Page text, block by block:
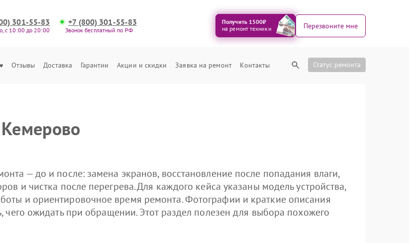
301-55-83
с 10:00 до 20:00
+7 (800) 301-55-83
Звонок бесплатный по РФ
Получить 1500₽
на ремонт техники
Перезвоните мне
Отзывы Доставка Гарантии Акции и скидки Заявка на ремонт Контакты Статус ремонта
— до и после: замена экранов, восстановление после попадания влаги,
и чистка после перегрева. Для каждого кейса указаны модель устройства,
и ориентировочное время ремонта. Фотографии и краткие описания
чего ожидать при обращении. Этот раздел полезен для выбора похожего